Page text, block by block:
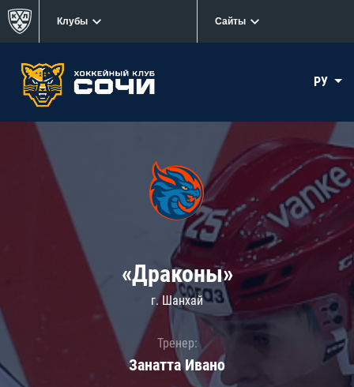
Клубы Сайты
РУ
«Драконы»
г. Шанхай
Тренер:
Занатта Иванo